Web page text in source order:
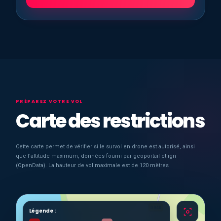
PRÉPAREZ VOTRE VOL
Carte des restrictions
Cette carte permet de vérifier si le survol en drone est autorisé, ainsi
que l'altitude maximum, données fourni par geoportail et ign
(OpenData). La hauteur de vol maximale est de 120 mètres
Légende :